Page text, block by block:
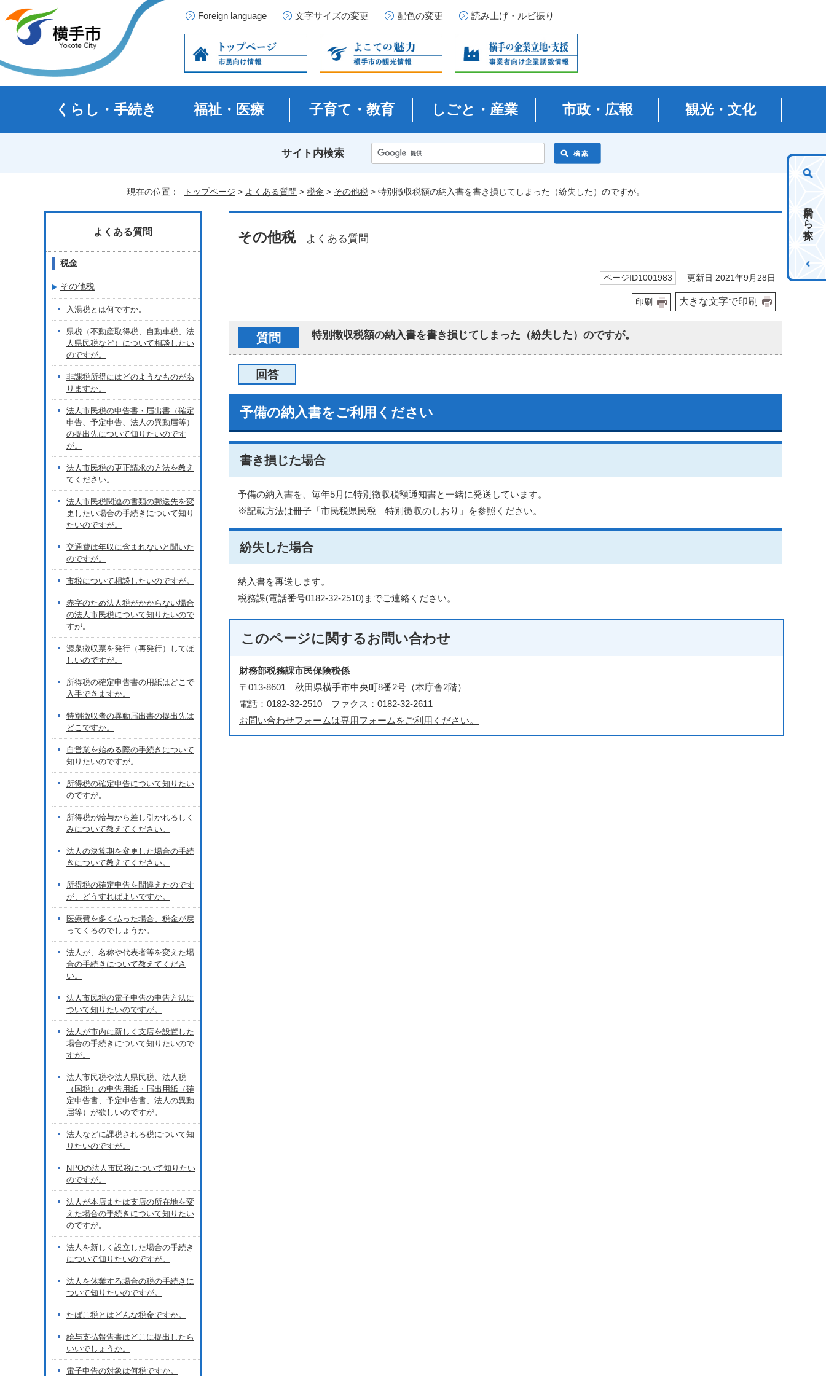
Foreign language 文字サイズの変更 配色の変更 読み上げ・ルビ振り
くらし・手続き 福祉・医療 子育て・教育 しごと・産業 市政・広報 観光・文化
サイト内検索
目的から探す
現在の位置： トップページ > よくある質問 > 税金 > その他税 > 特別徴収税額の納入書を書き損じてしまった（紛失した）のですが。
その他税よくある質問
ページID1001983 更新日 2021年9月28日
印刷 大きな文字で印刷
質問 特別徴収税額の納入書を書き損じてしまった（紛失した）のですが。
回答
予備の納入書をご利用ください
書き損じた場合
予備の納入書を、毎年5月に特別徴収税額通知書と一緒に発送しています。
※記載方法は冊子「市民税県民税 特別徴収のしおり」を参照ください。
紛失した場合
納入書を再送します。
税務課(電話番号0182-32-2510)までご連絡ください。
このページに関するお問い合わせ
財務部税務課市民保険税係
〒013-8601 秋田県横手市中央町8番2号（本庁舎2階）
電話：0182-32-2510 ファクス：0182-32-2611
お問い合わせフォームは専用フォームをご利用ください。
よくある質問
税金
その他税
入湯税とは何ですか。
県税（不動産取得税、自動車税、法
人県民税など）について相談したい
のですが。
非課税所得にはどのようなものがあ
りますか。
法人市民税の申告書・届出書（確定
申告、予定申告、法人の異動届等）
の提出先について知りたいのです
が。
法人市民税の更正請求の方法を教え
てください。
法人市民税関連の書類の郵送先を変
更したい場合の手続きについて知り
たいのですが。
交通費は年収に含まれないと聞いた
のですが。
市税について相談したいのですが。
赤字のため法人税がかからない場合
の法人市民税について知りたいので
すが。
源泉徴収票を発行（再発行）してほ
しいのですが。
所得税の確定申告書の用紙はどこで
入手できますか。
特別徴収者の異動届出書の提出先は
どこですか。
自営業を始める際の手続きについて
知りたいのですが。
所得税の確定申告について知りたい
のですが。
所得税が給与から差し引かれるしく
みについて教えてください。
法人の決算期を変更した場合の手続
きについて教えてください。
所得税の確定申告を間違えたのです
が、どうすればよいですか。
医療費を多く払った場合、税金が戻
ってくるのでしょうか。
法人が、名称や代表者等を変えた場
合の手続きについて教えてくださ
い。
法人市民税の電子申告の申告方法に
ついて知りたいのですが。
法人が市内に新しく支店を設置した
場合の手続きについて知りたいので
すが。
法人市民税や法人県民税、法人税
（国税）の申告用紙・届出用紙（確
定申告書、予定申告書、法人の異動
届等）が欲しいのですが。
法人などに課税される税について知
りたいのですが。
NPOの法人市民税について知りたい
のですが。
法人が本店または支店の所在地を変
えた場合の手続きについて知りたい
のですが。
法人を新しく設立した場合の手続き
について知りたいのですが。
法人を休業する場合の税の手続きに
ついて知りたいのですが。
たばこ税とはどんな税金ですか。
給与支払報告書はどこに提出したら
いいでしょうか。
電子申告の対象は何税ですか。